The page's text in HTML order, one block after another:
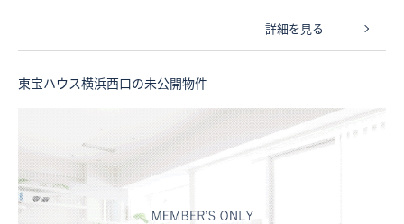
詳細を見る
東宝ハウス横浜西口の未公開物件